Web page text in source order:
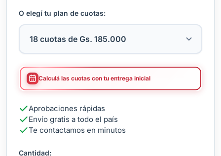
O elegí tu plan de cuotas:
Calculá las cuotas con tu entrega inicial
Aprobaciones rápidas
Envío gratis a todo el país
Te contactamos en minutos
Cantidad: